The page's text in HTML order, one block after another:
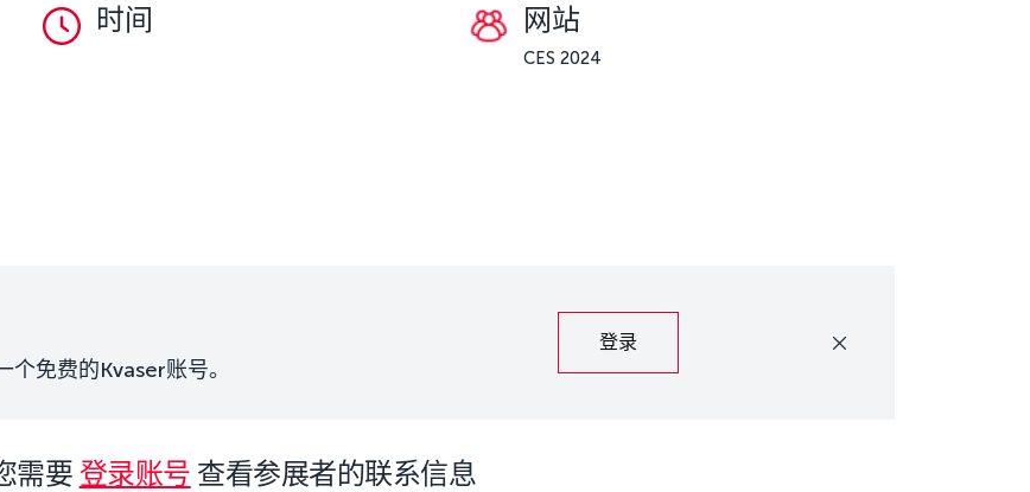
时间 网站
CES 2024
免费的Kvaser账号。
登录
需要 登录账号 查看参展者的联系信息